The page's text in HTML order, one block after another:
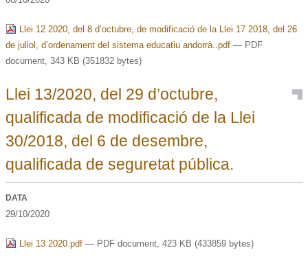
Llei 12 2020, del 8 d’octubre, de modificació de la Llei 17 2018, del 26
de juliol, d’ordenament del sistema educatiu andorrà..pdf— PDF
document, 343 KB (351832 bytes)
Llei 13/2020, del 29 d’octubre,
qualificada de modificació de la Llei
30/2018, del 6 de desembre,
qualificada de seguretat pública.
DATA
29/10/2020
Llei 13 2020.pdf— PDF document, 423 KB (433859 bytes)